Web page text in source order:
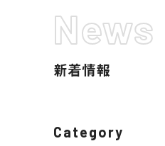
News
新着情報
Category